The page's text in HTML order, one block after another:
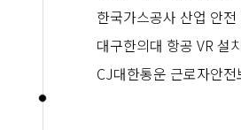
한국가스공사 산업 안
대구한의대 항공 VR 설치
CJ대한통운 근로자안전